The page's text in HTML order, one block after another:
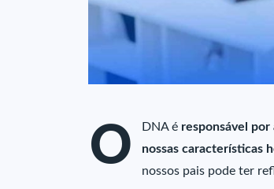
O DNA é responsável
nossas características
nossos pais pode ter